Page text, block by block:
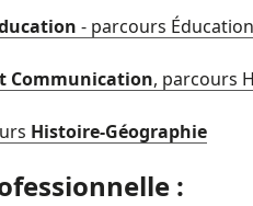
- parcours
Communication, parcours
Histoire-Géographie
: